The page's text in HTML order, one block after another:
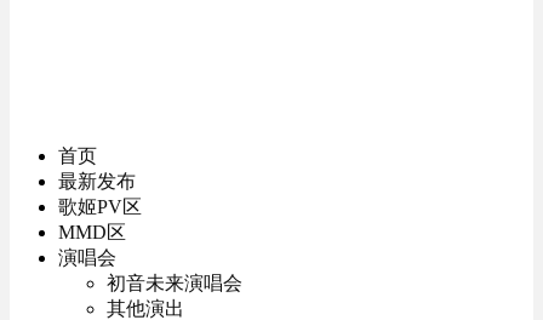
首页
最新发布
歌姬PV区
MMD区
演唱会
初音未来演唱会
其他演出